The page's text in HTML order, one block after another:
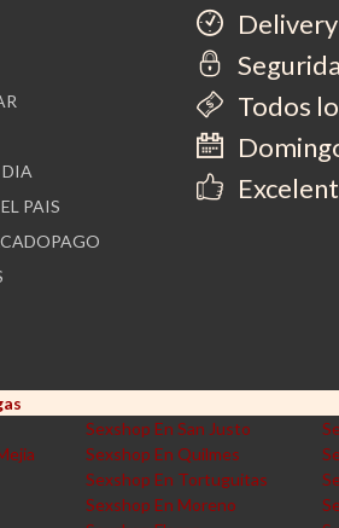
DIA
PAIS
Todos
Sexshop En San Justo
Sexshop En Quilmes
Sexshop En Tortuguitas
Sexshop En Moreno